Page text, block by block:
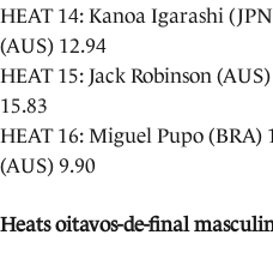
HEAT 14: Kanoa Igarashi
(AUS) 12.94
HEAT 15: Jack Robinson
15.83
HEAT 16: Miguel Pupo (BRA)
(AUS) 9.90
Heats oitavos-de-final